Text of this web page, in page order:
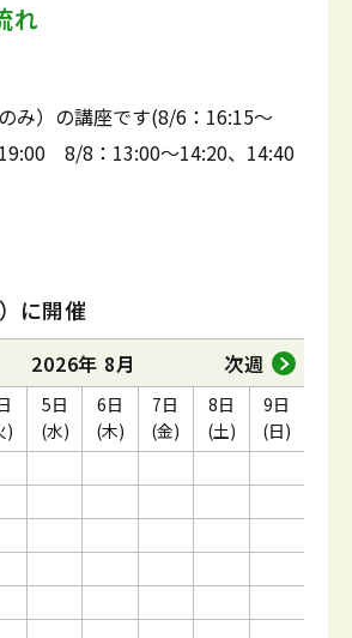
れ
み）の講座です(8/6：16:15～
8/8：13:00～14:20、14:40
に開催
2026年 8月 次週
)
5日
(水)
6日
(木)
7日
(金)
8日
(土)
9日
(日)